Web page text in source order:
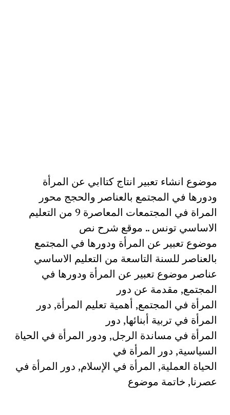
موضوع انشاء تعبير انتاج كتاابي عن المرأة
ودورها في المجتمع بالعناصر والحجج محور
المراة في المجتمعات المعاصرة 9 من التعليم
الاساسي تونس .. موقع شرح نص
موضوع تعبير عن المرأة ودورها في المجتمع
بالعناصر للسنة التاسعة من التعليم الاساسي
عناصر موضوع تعبير عن المرأة ودورها في
المجتمع, مقدمة عن دور
المرأة في المجتمع, أهمية تعليم المرأة, دور
المرأة في تربية أبنائها, دور
المرأة في مساندة الرجل, ودور المرأة في الحياة
السياسية, دور المرأة في
الحياة العملية, المرأة في الإسلام, دور المرأة في
عصرنا, خاتمة موضوع